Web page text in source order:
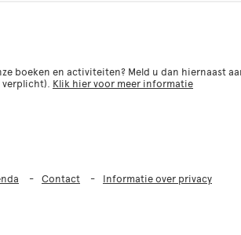
boeken en activiteiten? Meld u dan hiernaast
verplicht). Klik hier voor meer informatie
Contact Informatie over privacy